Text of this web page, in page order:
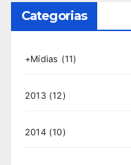
Categorias
+Mídias (11)
2013(12)
2014(10)